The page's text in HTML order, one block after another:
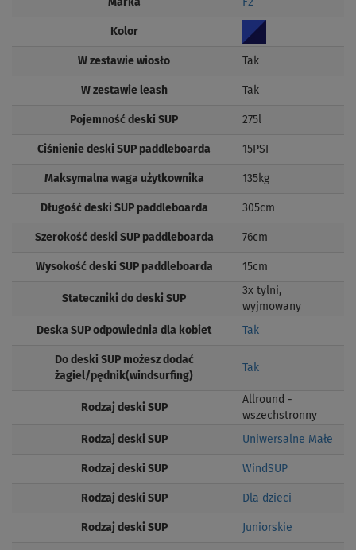
Kolor
W zestawie wiosło Tak
W zestawie leash Tak
Pojemność deski SUP 275l
Ciśnienie deski SUP paddleboarda 15PSI
Maksymalna waga użytkownika 135kg
Długość deski SUP paddleboarda 305cm
Szerokość deski SUP paddleboarda 76cm
Wysokość deski SUP paddleboarda 15cm
Stateczniki do deski SUP
3x tylni,
wyjmowany
Deska SUP odpowiednia dla kobiet Tak
Do deski SUP możesz dodać
żagiel/pędnik(windsurfing)
Tak
Rodzaj deski SUP
Allround -
wszechstronny
Rodzaj deski SUP Uniwersalne Małe
Rodzaj deski SUP WindSUP
Rodzaj deski SUP Dla dzieci
Rodzaj deski SUP Juniorskie